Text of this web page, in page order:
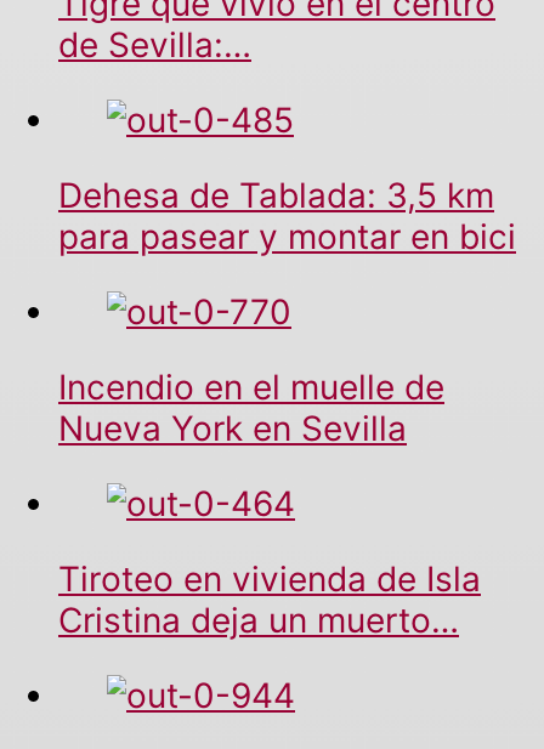
de Sevilla:…
Dehesa de Tablada: 3,5 km
para pasear y montar en bici
Incendio en el muelle de
Nueva York en Sevilla
Tiroteo en vivienda de Isla
Cristina deja un muerto…